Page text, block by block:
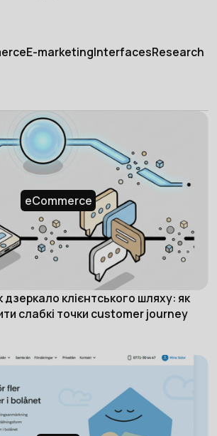
E-marketingInterfacesResearch
eCommerce
дзеркало клієнтського шляху: як
слабкі точки customer journey